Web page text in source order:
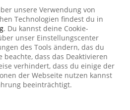
unsere Verwendung von
Technologien findest du in
. Du kannst deine Cookie-
unser Einstellungscenter
des Tools ändern, das du
dass das Deaktivieren
verhindert, dass du einige der
der Webseite nutzen kannst
beeinträchtigt.